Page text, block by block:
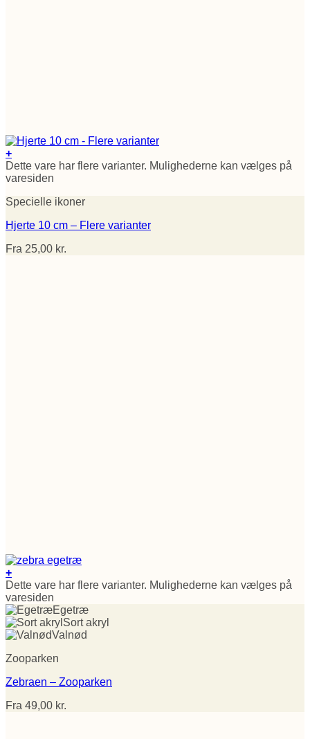
+
Dette vare har flere varianter. Mulighederne kan vælges på
varesiden
Specielle ikoner
Hjerte 10 cm – Flere varianter
Fra 25,00 kr.
+
Dette vare har flere varianter. Mulighederne kan vælges på
varesiden
Egetræ
Sort akryl
Valnød
Zooparken
Zebraen – Zooparken
Fra 49,00 kr.